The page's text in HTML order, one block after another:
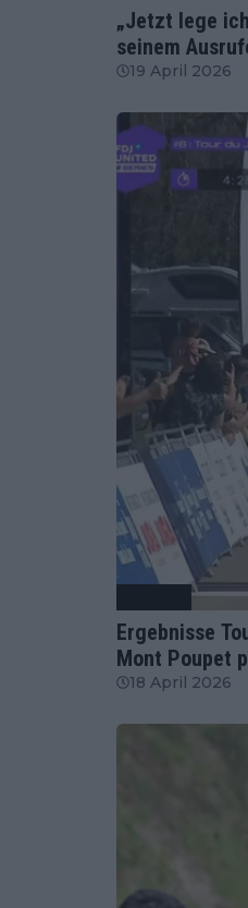
„Jetzt lege
seinem
19 April 2026
Ergebnisse
Mont Poupet
18 April 2026